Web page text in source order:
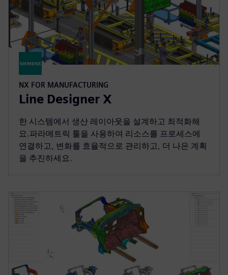
NX FOR MANUFACTURING
Line Designer X
한 시스템에서 생산 레이아웃을 설계하고 최적화해
요.파라메트릭 툴을 사용하여 리소스를 프로세스에
연결하고, 변화를 효율적으로 관리하고, 더 나은 계획
을 추진하세요.